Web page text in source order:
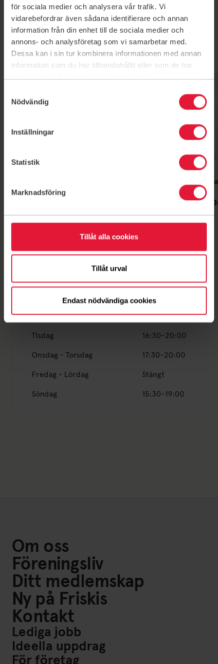
för sociala medier och analysera vår trafik. Vi
vidarebefordrar även sådana identifierare och annan
information från din enhet till de sociala medier och
annons- och analysföretag som vi samarbetar med.
Dessa kan i sin tur kombinera informationen med annan
information som du har tillhandahållit eller som de har
Nödvändig
Inställningar
Statistik
Marknadsföring
Tillåt alla cookies
Tillåt urval
Endast nödvändiga cookies
Våra pass
Läs mer om F&S gruppträning
Jympa
Jympa
Familjejympa
Familjejympa
Ordinarie öppettider
Måndag 17:30-20:00
Tisdag 16:30-20:00
Onsdag - Torsdag 17:30-20:00
Fredag - Lördag Stängt
Söndag 15:30-19:00
Om oss
Föreningsliv
Ditt medlemskap
Ny på Friskis
Kontakt
Lediga jobb
Ideella uppdrag
För företag